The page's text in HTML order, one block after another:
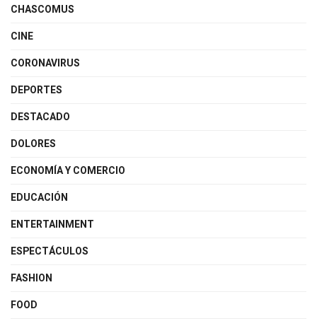
CHASCOMUS
CINE
CORONAVIRUS
DEPORTES
DESTACADO
DOLORES
ECONOMÍA Y COMERCIO
EDUCACIÓN
ENTERTAINMENT
ESPECTÁCULOS
FASHION
FOOD